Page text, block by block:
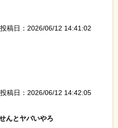
投稿日：2026/06/12 14:41:02
投稿日：2026/06/12 14:42:05
んとヤバいやろ